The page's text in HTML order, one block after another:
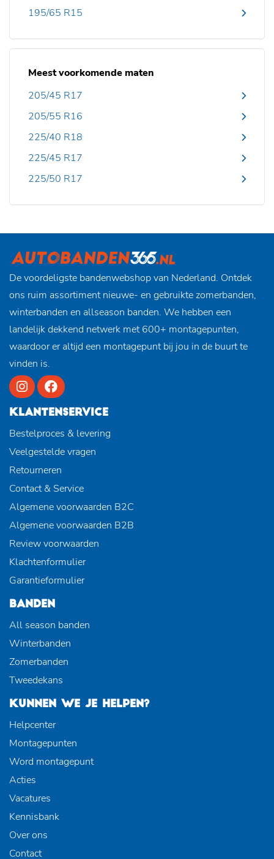
195/65 R15
Meest voorkomende maten
205/45 R17
205/55 R16
225/40 R18
225/45 R17
225/50 R17
De voordeligste bandenwebshop van Nederland. Ontdek
ons ruim assortiment nieuwe- en gebruikte zomerbanden,
winterbanden en allseason banden. We hebben een
landelijk dekkend netwerk met 600+ montagepunten,
waardoor er altijd een montagepunt bij jou in de buurt te
vinden is.
KLANTENSERVICE
Bestelproces & levering
Veelgestelde vragen
Retourneren
Contact & Service
Algemene voorwaarden B2C
Algemene voorwaarden B2B
Review voorwaarden
Klachtenformulier
Garantieformulier
BANDEN
All season banden
Winterbanden
Zomerbanden
Tweedekans
KUNNEN WE JE HELPEN?
Helpcenter
Montagepunten
Word montagepunt
Acties
Vacatures
Kennisbank
Over ons
Contact